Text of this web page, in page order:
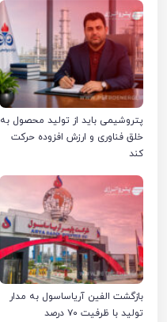
پتروشیمی باید از تولید محصول به
خلق فناوری و ارزش افزوده حرکت
کند
بازگشت الفین آریاساسول به مدار
تولید با ظرفیت ۷۰ درصد